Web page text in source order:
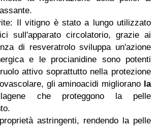
Il vitigno è stato a lungo utilizzato
sull'apparato circolatorio, grazie ai
di resveratrolo sviluppa un'azione
e le procianidine sono potenti
attivo soprattutto nella protezione
gli aminoacidi migliorano la
che proteggono la pelle
astringenti, rendendo la pelle